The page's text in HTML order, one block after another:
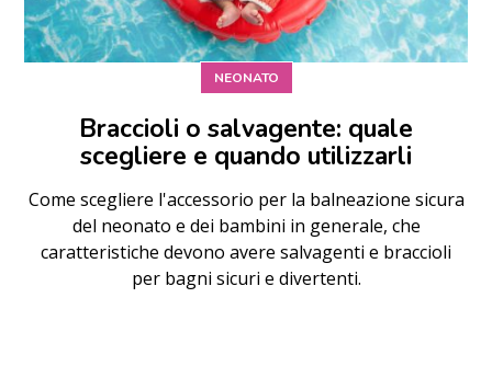
NEONATO
Braccioli o salvagente: quale
scegliere e quando utilizzarli
Come scegliere l'accessorio per la balneazione sicura
del neonato e dei bambini in generale, che
caratteristiche devono avere salvagenti e braccioli
per bagni sicuri e divertenti.